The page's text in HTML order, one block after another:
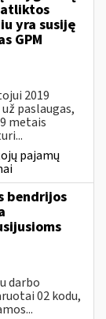
atliktos
yra susiję
GPM
2019
paslaugas,
metais
pajamų
bendrijos
darbo
02 kodu,